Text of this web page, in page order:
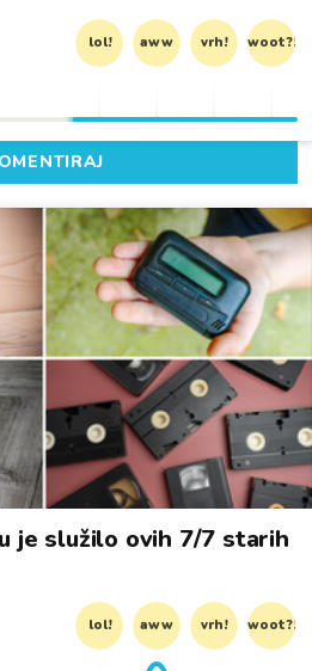
lol! aww vrh! woot?!
je služilo ovih 7/7 starih
lol! aww vrh! woot?!